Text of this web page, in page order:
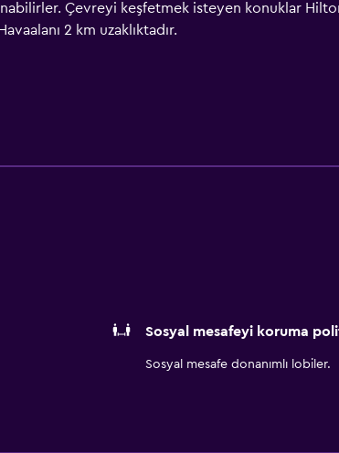
Çevreyi keşfetmek isteyen konuklar
2 km uzaklıktadır.
Sosyal mesafeyi koruma
Sosyal mesafe donanımlı lobiler.